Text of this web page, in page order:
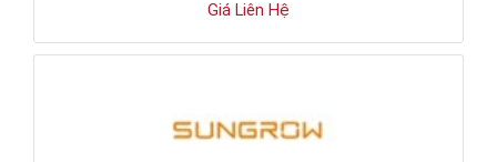
Giá Liên Hệ